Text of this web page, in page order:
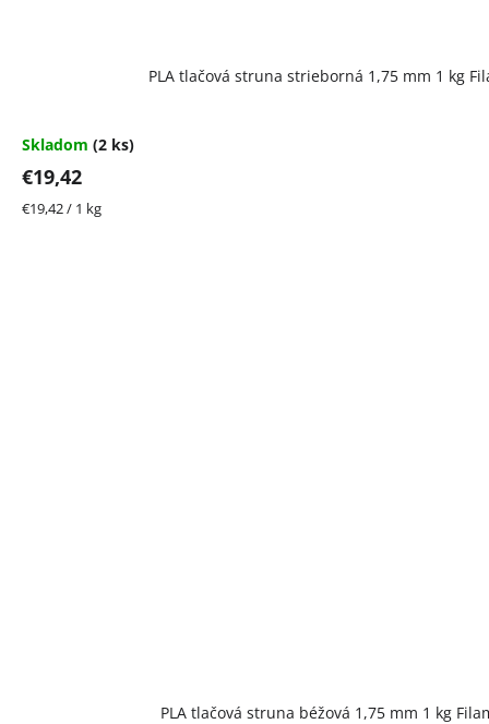
PLA tlačová struna strieborná 1,75 mm 1 kg
Skladom (2 ks)
€19,42
Jednotková
€19,42 / 1 kg
PLA tlačová struna béžová 1,75 mm 1 kg